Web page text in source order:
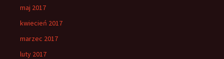
maj 2017
kwiecień 2017
marzec 2017
luty 2017